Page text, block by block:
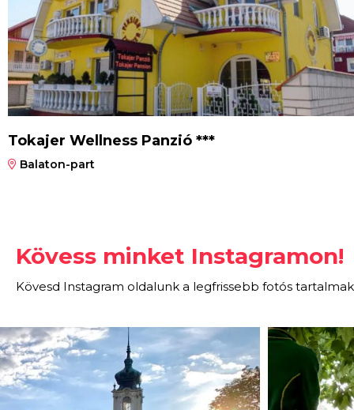
Tokajer Wellness Panzió ***
Balaton-part
Kövess minket Instagramon!
Kövesd Instagram oldalunk a legfrissebb fotós